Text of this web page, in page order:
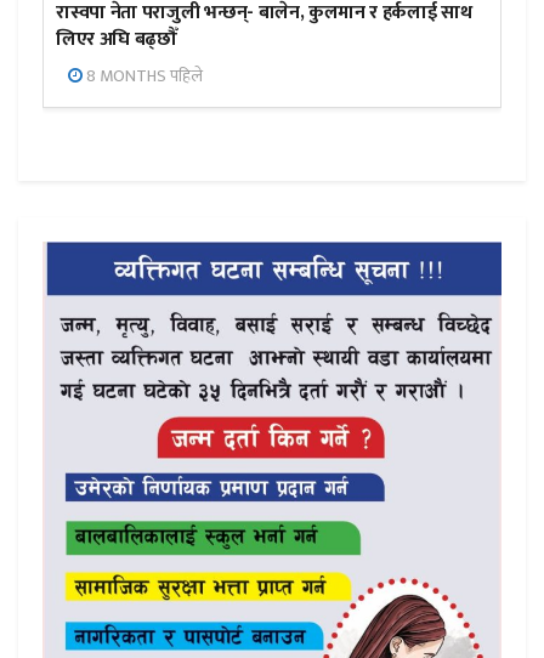
रास्वपा नेता पराजुली भन्छन्- बालेन, कुलमान र हर्कलाई साथ
लिएर अघि बढ्छौँ
8 MONTHS पहिले